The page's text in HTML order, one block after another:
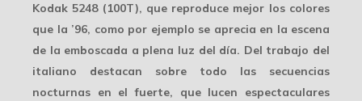
Kodak 5248 (100T), que reproduce mejor los colores
que la ’96, como por ejemplo se aprecia en la escena
de la emboscada a plena luz del día. Del trabajo del
italiano destacan sobre todo las secuencias
nocturnas en el fuerte, que lucen espectaculares